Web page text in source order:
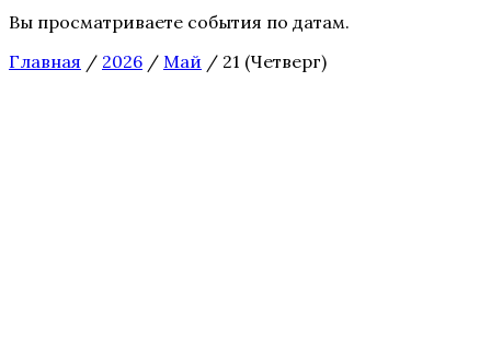
Вы просматриваете события по датам.
Главная / 2026 / Май / 21 (Четверг)